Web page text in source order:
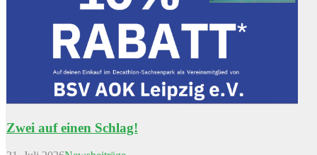
Zwei auf einen Schlag!